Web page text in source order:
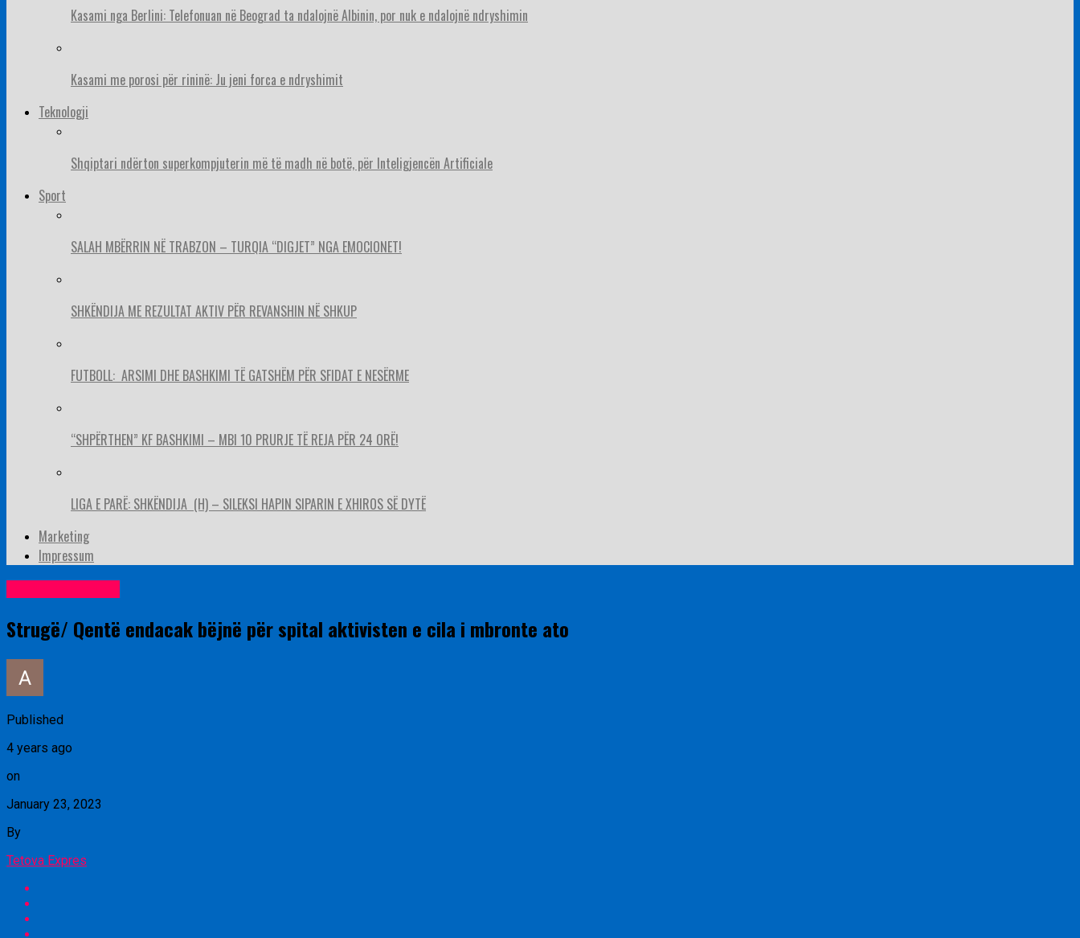
Kasami nga Berlini: Telefonuan në Beograd ta ndalojnë Albinin, por nuk e ndalojnë ndryshimin
Kasami me porosi për rininë: Ju jeni forca e ndryshimit
Teknologji
Shqiptari ndërton superkompjuterin më të madh në botë, për Inteligjencën Artificiale
Sport
SALAH MBËRRIN NË TRABZON – TURQIA “DIGJET” NGA EMOCIONET!
SHKËNDIJA ME REZULTAT AKTIV PËR REVANSHIN NË SHKUP
FUTBOLL: ARSIMI DHE BASHKIMI TË GATSHËM PËR SFIDAT E NESËRME
“SHPËRTHEN” KF BASHKIMI – MBI 10 PRURJE TË REJA PËR 24 ORË!
LIGA E PARË: SHKËNDIJA (H) – SILEKSI HAPIN SIPARIN E XHIROS SË DYTË
Marketing
Impressum
Strugë/ Qentë endacak bëjnë për spital aktivisten e cila i mbronte ato
Published
4 years ago
on
January 23, 2023
By
Tetova Expres